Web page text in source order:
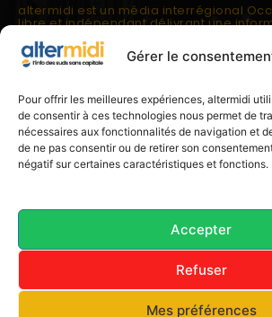
Gérer le
Pour offrir les meilleures expériences, altermidi
de consentir à ces technologies nous permet de
nécessaires aux fonctionnalités de navigation et
de ne pas consentir ou de retirer son
négatif sur certaines caractéristiques et fonctions.
Accepter
Refuser
Mes préférences
altermidi est un média interrégional
libre et indépendant délivrant une
altermidi est ouvert sur les suds, la
l'europe.
altermidi aborde des thématiques
partir des constats de terrain ou
local.
altermidi c'est l'information capitale,
© 2025 altermidi.org - Les amis d'altermidi